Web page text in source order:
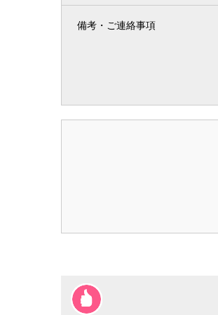
備考・ご連絡事項